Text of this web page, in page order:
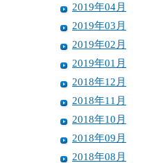
2019年04月
2019年03月
2019年02月
2019年01月
2018年12月
2018年11月
2018年10月
2018年09月
2018年08月